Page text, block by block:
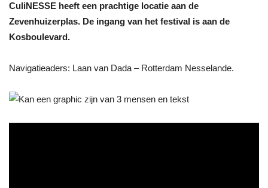
CuliNESSE heeft een prachtige locatie aan de
Zevenhuizerplas. De ingang van het festival is aan de
Kosboulevard.
Navigatieaders: Laan van Dada – Rotterdam Nesselande.